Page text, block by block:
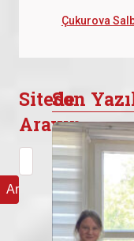
Çukurova
Sitede
Arayın
Arama:
Son